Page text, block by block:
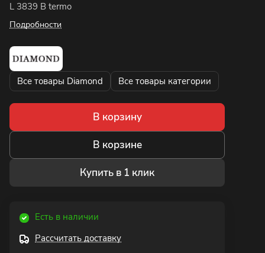
L 3839 B termo
Подробности
Все товары Diamond Все товары категории
В корзину
В корзине
Купить в 1 клик
Есть в наличии
Рассчитать доставку